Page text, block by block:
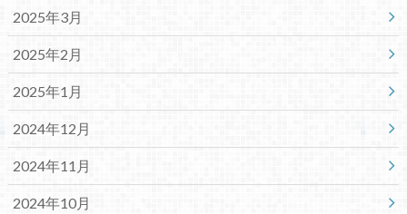
2025年3月
2025年2月
2025年1月
2024年12月
2024年11月
2024年10月